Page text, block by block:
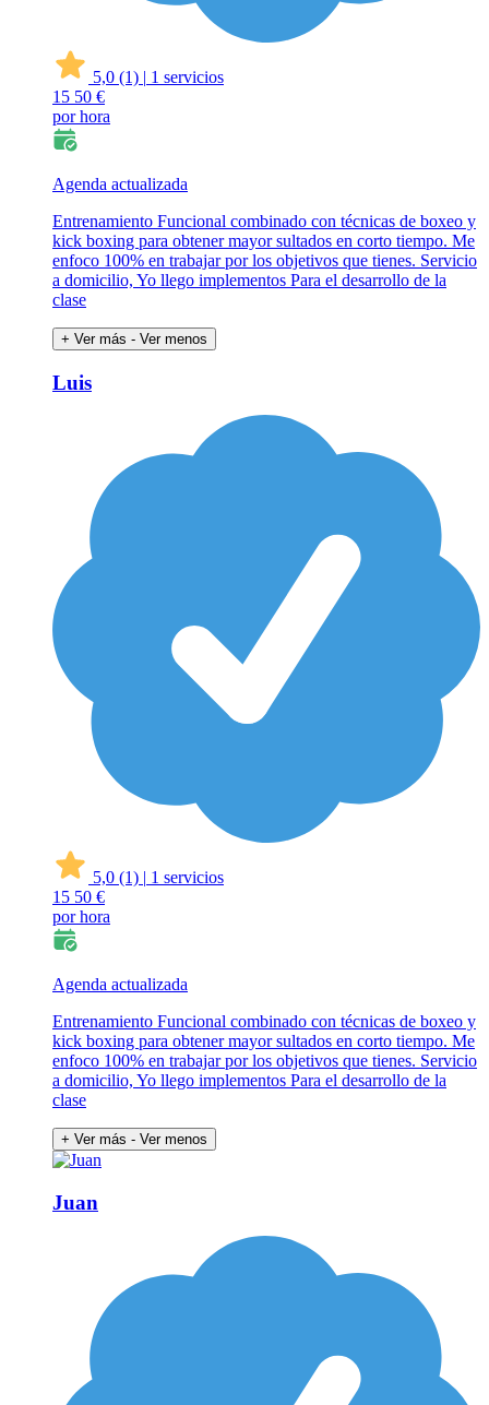
5,0 (1) | 1 servicios
15 50 €
por hora
Agenda actualizada
Entrenamiento Funcional combinado con técnicas de boxeo y
kick boxing para obtener mayor sultados en corto tiempo. Me
enfoco 100% en trabajar por los objetivos que tienes. Servicio
a domicilio, Yo llego implementos Para el desarrollo de la
clase
+ Ver más - Ver menos
Luis
5,0 (1) | 1 servicios
15 50 €
por hora
Agenda actualizada
Entrenamiento Funcional combinado con técnicas de boxeo y
kick boxing para obtener mayor sultados en corto tiempo. Me
enfoco 100% en trabajar por los objetivos que tienes. Servicio
a domicilio, Yo llego implementos Para el desarrollo de la
clase
+ Ver más - Ver menos
Juan